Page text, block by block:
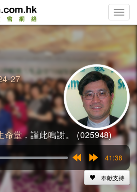
Toggle
27
命堂，謹此鳴謝。 (025948)
15s
15s
41:38
奉獻支持